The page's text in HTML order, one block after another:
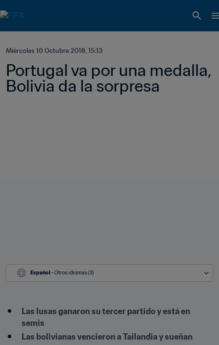
Miércoles 10 Octubre 2018, 15:13
Portugal va por una medalla,
Bolivia da la sorpresa
Español - Otros idiomas (3)
Las lusas ganaron su tercer partido y está en
semis
Las bolivianas vencieron a Tailandia y sueñan